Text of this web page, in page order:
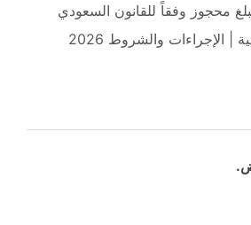
محجوز وفقاً للقانون السعودي
الإجراءات والشروط 2026